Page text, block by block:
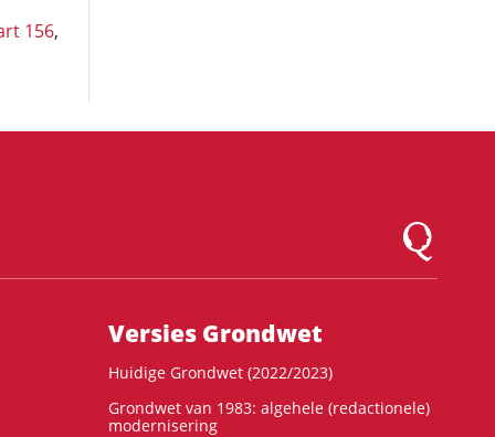
156,
Logo
Versies Grondwet
Huidige Grondwet (2022/2023)
Grondwet van 1983: algehele (redactionele)
modernisering